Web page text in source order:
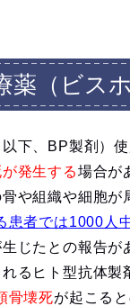
薬（ビス
下、BP製剤）
発生する場合が
や組織や細胞が
患者では1000人
じたとの報告が
るヒト型抗体製
骨壊死が起こる